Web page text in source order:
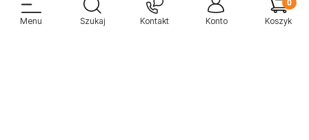
Sprzedaż i serwis narzędzi pneumatycznych w Warszawie ul. Związkowa
15, 04-522 Warszawa ( Marysin Wawerski )